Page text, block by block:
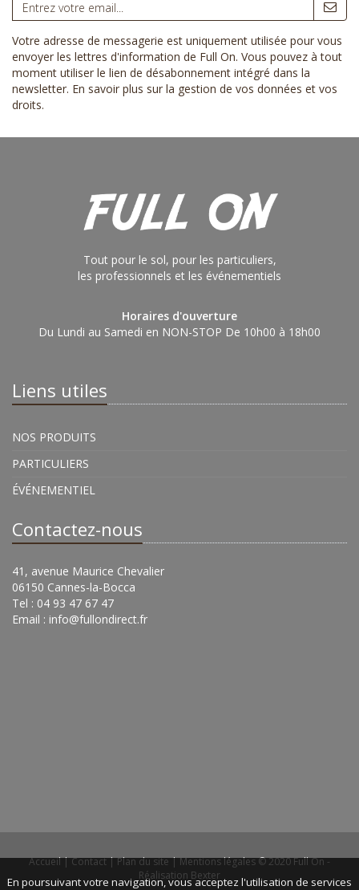
Votre adresse de messagerie est uniquement utilisée pour vous
envoyer les lettres d'information de Full On. Vous pouvez à tout
moment utiliser le lien de désabonnement intégré dans la
newsletter. En savoir plus sur la gestion de vos données et vos
droits.
Tout pour le sol, pour les particuliers,
les professionnels et les événementiels
Horaires d'ouverture
Du Lundi au Samedi en NON-STOP De 10h00 à 18h00
Liens utiles
NOS PRODUITS
PARTICULIERS
ÉVÉNEMENTIEL
Contactez-nous
41, avenue Maurice Chevalier
06150 Cannes-la-Bocca
Tel : 04 93 47 67 47
Email : info@fullondirect.fr
Accueil|Contact|Plan du site|Mentions légales© 2020 Full On -
Réalisation Bexter
En poursuivant votre navigation, vous acceptez l'utilisation de services